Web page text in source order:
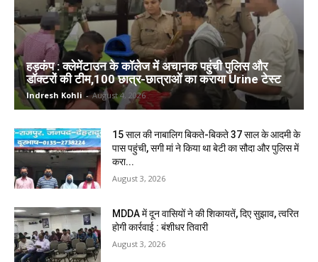
हड़कंप : क्लेमेंटाउन के कॉलेज में अचानक पहुंची पुलिस और
डॉक्टरों की टीम,100 छात्र-छात्राओं का कराया Urine टेस्ट
Indresh Kohli - August 4, 2026
15 साल की नाबालिग बिकते-बिकते 37 साल के आदमी के
पास पहुंची, सगी मां ने किया था बेटी का सौदा और पुलिस में
करा...
August 3, 2026
MDDA में दून वासियों ने की शिकायतें, दिए सुझाव, त्वरित
होगी कार्रवाई : बंशीधर तिवारी
August 3, 2026